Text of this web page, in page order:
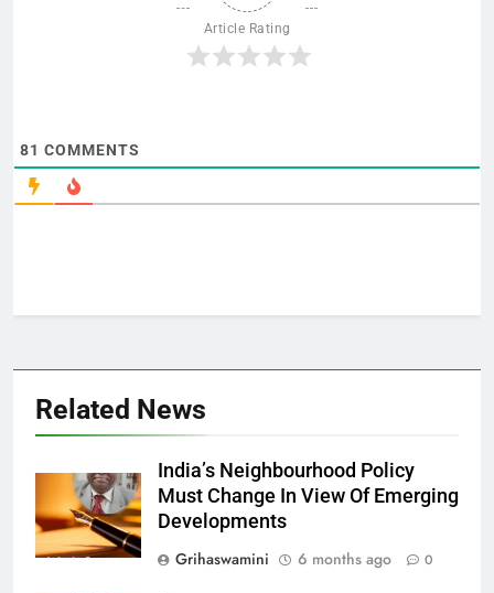
Article Rating
81 COMMENTS
Related News
India’s Neighbourhood Policy
Must Change In View Of Emerging
Developments
Grihaswamini
6 months ago 0